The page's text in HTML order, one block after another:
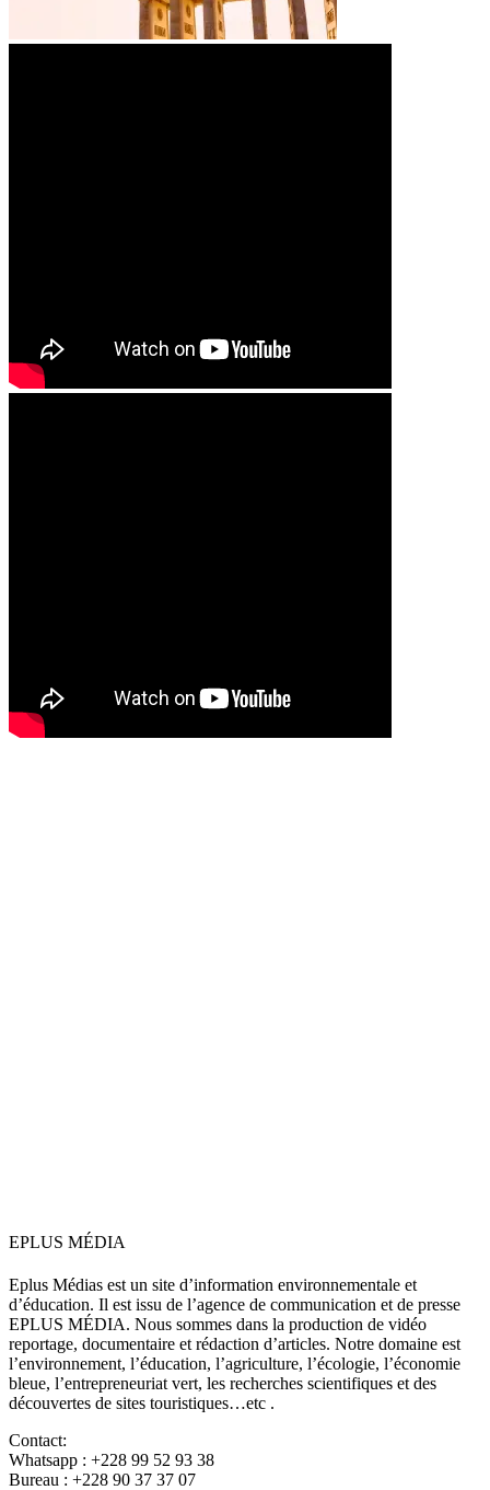
EPLUS MÉDIA
Eplus Médias est un site d’information environnementale et
d’éducation. Il est issu de l’agence de communication et de presse
EPLUS MÉDIA. Nous sommes dans la production de vidéo
reportage, documentaire et rédaction d’articles. Notre domaine est
l’environnement, l’éducation, l’agriculture, l’écologie, l’économie
bleue, l’entrepreneuriat vert, les recherches scientifiques et des
découvertes de sites touristiques…etc .
Contact:
Whatsapp : +228 99 52 93 38
Bureau : +228 90 37 37 07